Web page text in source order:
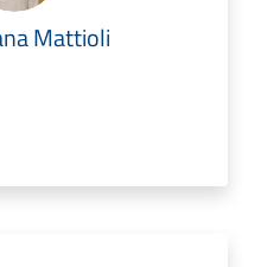
Mattioli